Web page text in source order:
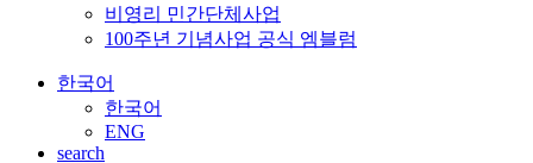
비영리 민간단체사업
100주년 기념사업 공식 엠블럼
한국어
한국어
ENG
search